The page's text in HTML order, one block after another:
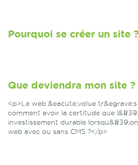
Pourquoi se créer un site ?
Que deviendra mon site ?
<p>Le web &eacute;volue
comment avoir la certitude que
investissement durable
web avec ou sans CMS ?</p>